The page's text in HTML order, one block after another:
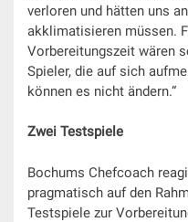
verloren und hätten uns
akklimatisieren müssen.
Vorbereitungszeit wären
Spieler, die auf sich
können es nicht ändern.“
Zwei Testspiele
Bochums Chefcoach
pragmatisch auf den
Testspiele zur